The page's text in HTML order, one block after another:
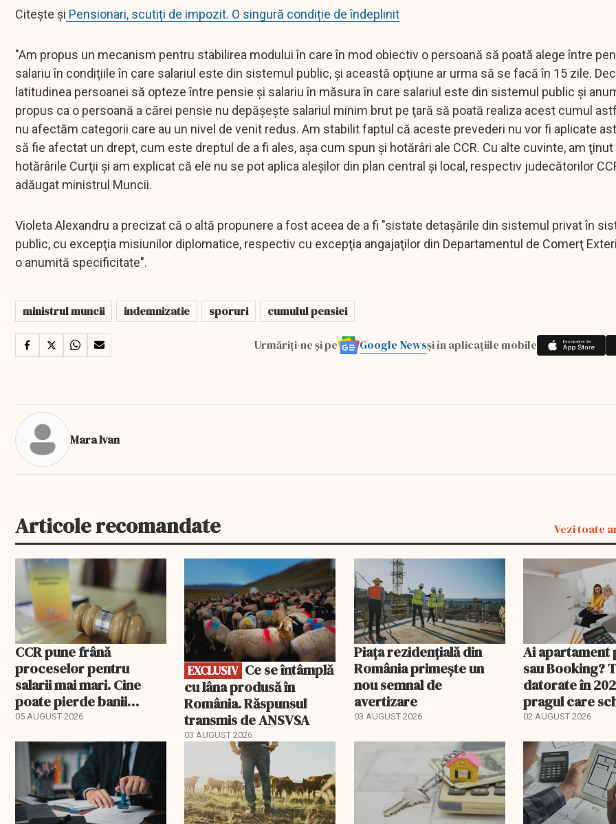
Citește și Pensionari, scutiți de impozit. O singură condiție de îndeplinit
"Am propus un mecanism pentru stabilirea modului în care în mod obiectiv o persoană să poată alege între
salariu în condiţiile în care salariul este din sistemul public, şi această opţiune ar urma să se facă în 15 zile.
latitudinea persoanei să opteze între pensie şi salariu în măsura în care salariul este din sistemul public şi
propus ca o persoană a cărei pensie nu depăşeşte salariul minim brut pe ţară să poată realiza acest cumul
nu afectăm categorii care au un nivel de venit redus. Am stabilit faptul că aceste prevederi nu vor fi aplicate
să fie afectat un drept, cum este dreptul de a fi ales, aşa cum spun şi hotărâri ale CCR. Cu alte cuvinte, am
hotărârile Curţii şi am explicat că ele nu se pot aplica aleşilor din plan central şi local, respectiv judecătorilor
adăugat ministrul Muncii.
Violeta Alexandru a precizat că o altă propunere a fost aceea de a fi "sistate detaşările din sistemul privat în
public, cu excepţia misiunilor diplomatice, respectiv cu excepţia angajaţilor din Departamentul de Comerţ
o anumită specificitate".
ministrul muncii indemnizatie sporuri cumulul pensiei
Urmăriți-ne și pe Google Newsși în aplicațiile mobile
Mara Ivan
Articole recomandate Vezi toate
CCR pune frână
proceselor pentru
salarii mai mari. Cine
poate pierde banii
ceruți statului
05 AUGUST 2026
EXCLUSIV
EXCLUSIV
cu lâna produsă în
România. Răspunsul
transmis de ANSVSA
03 AUGUST 2026
Piața rezidențială din
România primește un
nou semnal de
avertizare
03 AUGUST 2026
Ai apartament
sau Booking?
datorate în
pragul care
regimul fiscal
02 AUGUST 2026